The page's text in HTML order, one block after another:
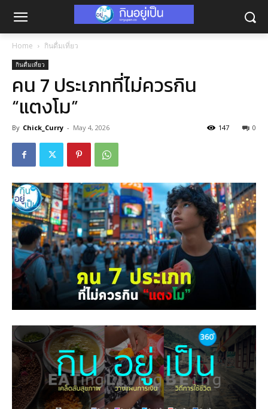
Home กินดื่มเที่ยว
กินดื่มเที่ยว
คน 7 ประเภทที่ไม่ควรกิน
“แตงโม”
By Chick_Curry - May 4, 2026 0
147